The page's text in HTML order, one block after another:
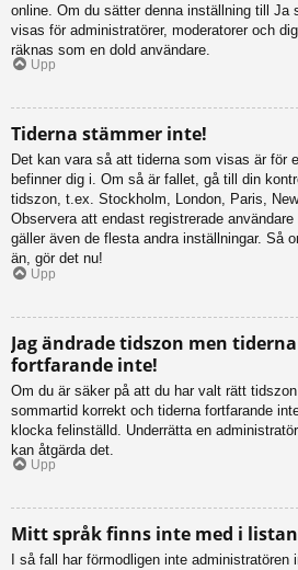
online. Om du sätter denna inställning till Ja
visas för administratörer, moderatorer och
räknas som en dold användare.
Upp
Tiderna stämmer inte!
Det kan vara så att tiderna som visas är för
befinner dig i. Om så är fallet, gå till din
tidszon, t.ex. Stockholm, London, Paris,
Observera att endast registrerade
gäller även de flesta andra inställningar. Så
än, gör det nu!
Upp
Jag ändrade tidszon men
fortfarande inte!
Om du är säker på att du har valt rätt
sommartid korrekt och tiderna fortfarande
klocka felinställd. Underrätta en
kan åtgärda det.
Upp
Mitt språk finns inte med i
I så fall har förmodligen inte